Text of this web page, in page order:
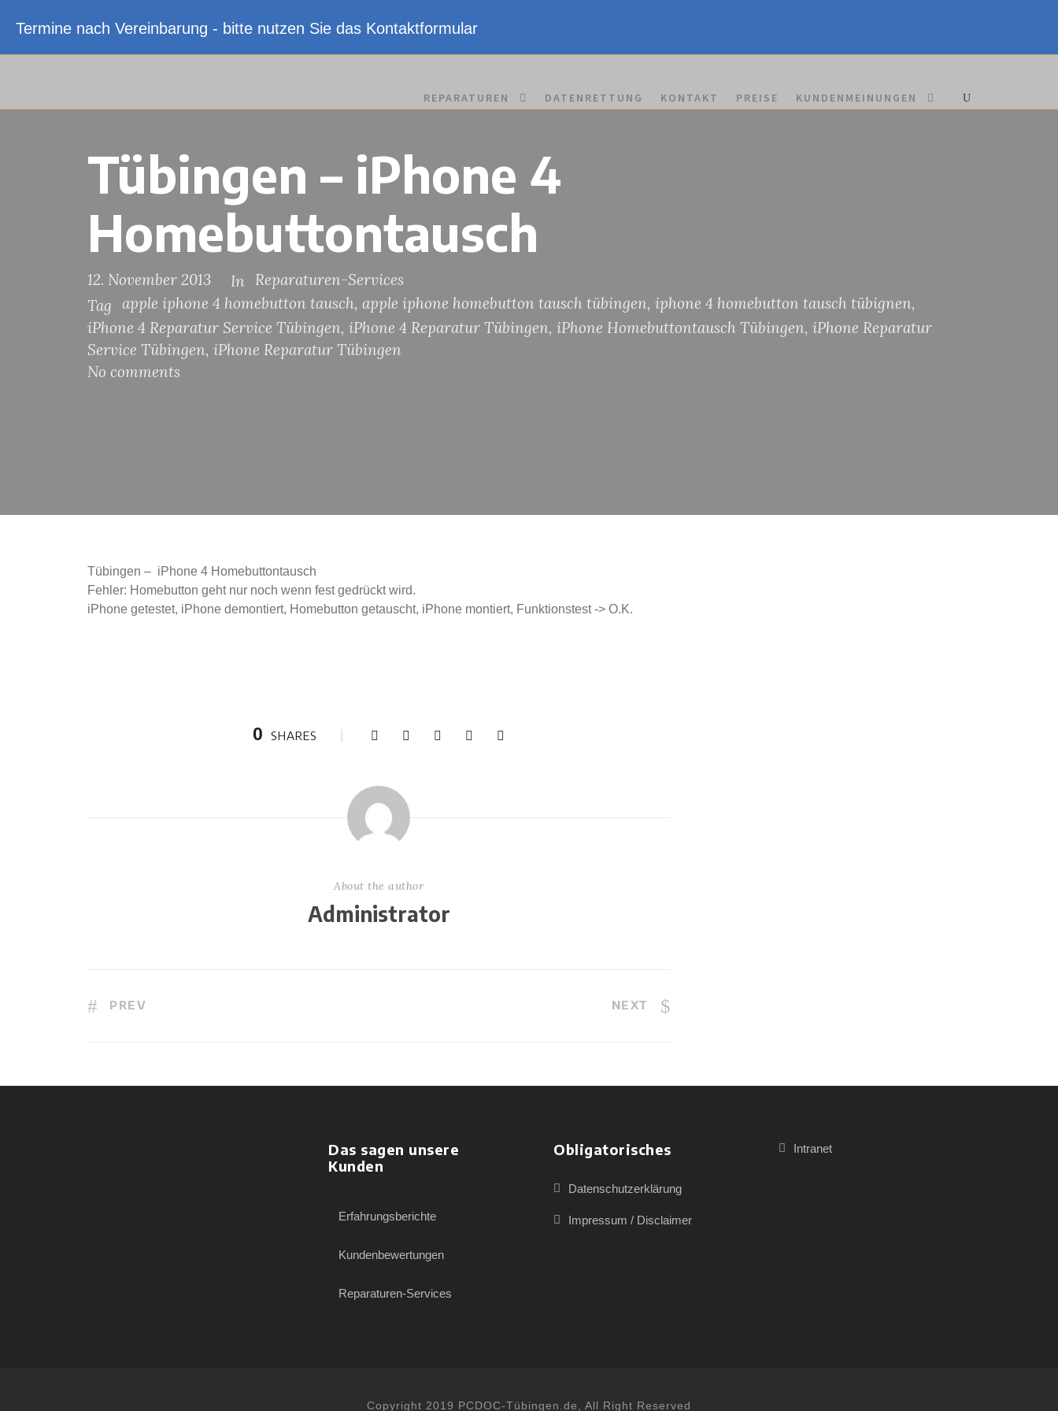
Termine nach Vereinbarung - bitte nutzen Sie das Kontaktformular
REPARATUREN DATENRETTUNG KONTAKT PREISE KUNDENMEINUNGEN
Tübingen – iPhone 4
Homebuttontausch
12. November 2013 In
Reparaturen-Services
Tag apple iphone 4 homebutton tausch, apple iphone homebutton tausch tübingen, iphone 4 homebutton tausch tübignen,
iPhone 4 Reparatur Service Tübingen, iPhone 4 Reparatur Tübingen, iPhone Homebuttontausch Tübingen, iPhone Reparatur
Service Tübingen, iPhone Reparatur Tübingen
No comments
Tübingen – iPhone 4 Homebuttontausch
Fehler: Homebutton geht nur noch wenn fest gedrückt wird.
iPhone getestet, iPhone demontiert, Homebutton getauscht, iPhone montiert, Funktionstest -> O.K.
0 SHARES
About the author
Administrator
PREV NEXT
Das sagen unsere
Kunden
Erfahrungsberichte
Kundenbewertungen
Reparaturen-Services
Obligatorisches
Datenschutzerklärung
Impressum / Disclaimer
Intranet
Copyright 2019 PCDOC-Tübingen.de, All Right Reserved